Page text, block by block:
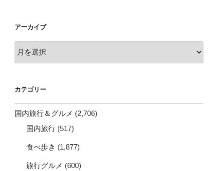
アーカイブ
ー
ブ
カテゴリー
国内旅行＆グルメ (2,706)
国内旅行 (517)
食べ歩き (1,877)
旅行グルメ (600)